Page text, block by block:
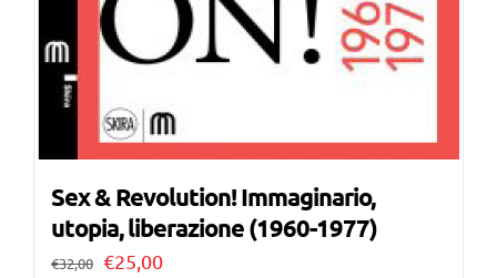
Sex & Revolution! Immaginario,
utopia, liberazione (1960-1977)
€32,00 Il
€25,00Il